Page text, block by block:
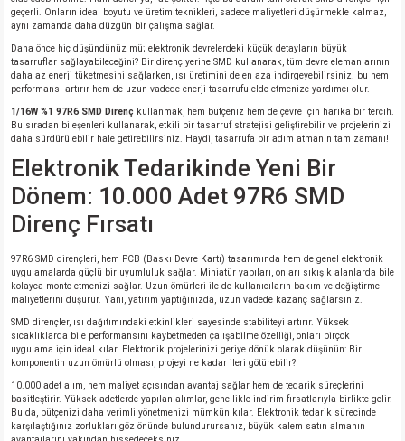
MARKA)
geçerli. Onların ideal boyutu ve üretim teknikleri, sadece maliyetleri düşürmekle kalmaz,
aynı zamanda daha düzgün bir çalışma sağlar.
Daha önce hiç düşündünüz mü; elektronik devrelerdeki küçük detayların büyük
tasarruflar sağlayabileceğini? Bir direnç yerine SMD kullanarak, tüm devre elemanlarının
daha az enerji tüketmesini sağlarken, ısı üretimini de en aza indirgeyebilirsiniz. bu hem
performansı artırır hem de uzun vadede enerji tasarrufu elde etmenize yardımcı olur.
1/16W %1 97R6 SMD Direnç kullanmak, hem bütçeniz hem de çevre için harika bir tercih.
Bu sıradan bileşenleri kullanarak, etkili bir tasarruf stratejisi geliştirebilir ve projelerinizi
daha sürdürülebilir hale getirebilirsiniz. Haydi, tasarrufa bir adım atmanın tam zamanı!
Elektronik Tedarikinde Yeni Bir
Dönem: 10.000 Adet 97R6 SMD
Direnç Fırsatı
97R6 SMD dirençleri, hem PCB (Baskı Devre Kartı) tasarımında hem de genel elektronik
uygulamalarda güçlü bir uyumluluk sağlar. Miniatür yapıları, onları sıkışık alanlarda bile
kolayca monte etmenizi sağlar. Uzun ömürleri ile de kullanıcıların bakım ve değiştirme
maliyetlerini düşürür. Yani, yatırım yaptığınızda, uzun vadede kazanç sağlarsınız.
SMD dirençler, ısı dağıtımındaki etkinlikleri sayesinde stabiliteyi artırır. Yüksek
sıcaklıklarda bile performansını kaybetmeden çalışabilme özelliği, onları birçok
uygulama için ideal kılar. Elektronik projelerinizi geriye dönük olarak düşünün: Bir
komponentin uzun ömürlü olması, projeyi ne kadar ileri götürebilir?
10.000 adet alım, hem maliyet açısından avantaj sağlar hem de tedarik süreçlerini
basitleştirir. Yüksek adetlerde yapılan alımlar, genellikle indirim fırsatlarıyla birlikte gelir.
Bu da, bütçenizi daha verimli yönetmenizi mümkün kılar. Elektronik tedarik sürecinde
karşılaştığınız zorlukları göz önünde bulundurursanız, büyük kalem satın almanın